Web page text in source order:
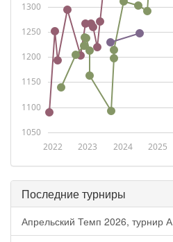
2022 2023 2024 2025
1050
1100
1150
1200
1250
1300
Последние турниры
Апрельский Темп 2026, турнир А